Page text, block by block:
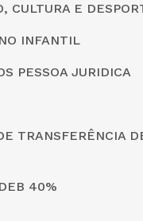
CULTURA E
INFANTIL
PESSOA JURIDICA
TRANSFERÊNCIA
40%